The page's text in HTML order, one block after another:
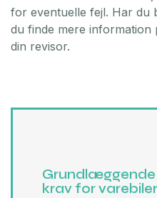
for eventuelle fejl. Har du
du finde mere information
din revisor.
krav for varebiler